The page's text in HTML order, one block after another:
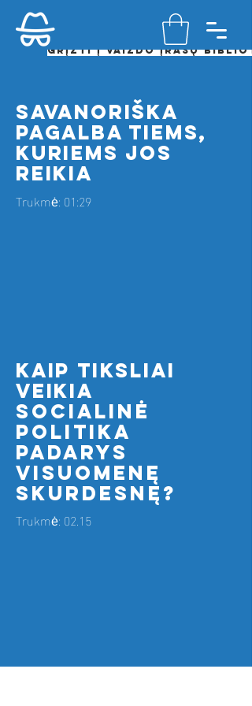
Grįžti į vaizdo įrašų
savanoriška
pagalba tiems,
kuriems jos
reikia
Trukmė: 01:29
kaip tiksliai
veikia
socialinė
politika
padarys
visuomenę
skurdesnę?
Trukmė: 02.15